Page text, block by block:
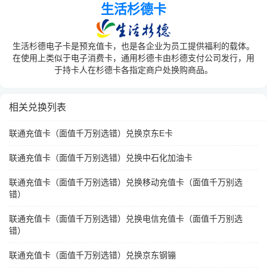
生活杉德卡
生活杉德电子卡是预充值卡，也是各企业为员工提供福利的载体。
在使用上类似于电子消费卡，通用杉德卡由杉德支付公司发行，用
于持卡人在杉德卡各指定商户处换购商品。
相关兑换列表
联通充值卡（面值千万别选错）兑换京东E卡
联通充值卡（面值千万别选错）兑换中石化加油卡
联通充值卡（面值千万别选错）兑换移动充值卡（面值千万别选
错）
联通充值卡（面值千万别选错）兑换电信充值卡（面值千万别选
错）
联通充值卡（面值千万别选错）兑换京东钢镚